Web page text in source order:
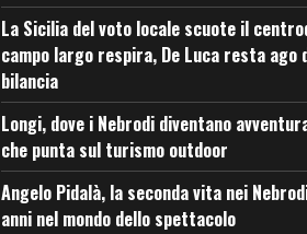
La Sicilia del voto locale scuote il
campo largo respira, De Luca resta ago
bilancia
Longi, dove i Nebrodi diventano
che punta sul turismo outdoor
Angelo Pidalà, la seconda vita nei
anni nel mondo dello spettacolo